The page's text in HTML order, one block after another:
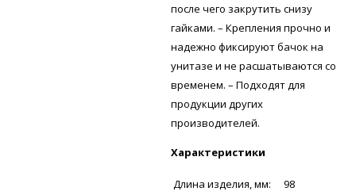
после чего закрутить снизу
гайками. – Крепления прочно и
надежно фиксируют бачок на
унитазе и не расшатываются со
временем. – Подходят для
продукции других
производителей.
Характеристики
Длина изделия, мм:
98